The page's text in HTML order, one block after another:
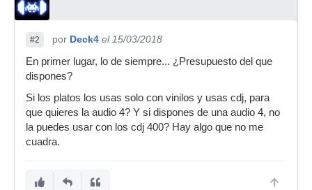
#2 por Deck4 el 15/03/2018
En primer lugar, lo de siempre... ¿Presupuesto del que
dispones?
Si los platos los usas solo con vinilos y usas cdj, para
que quieres la audio 4? Y si dispones de una audio 4, no
la puedes usar con los cdj 400? Hay algo que no me
cuadra.